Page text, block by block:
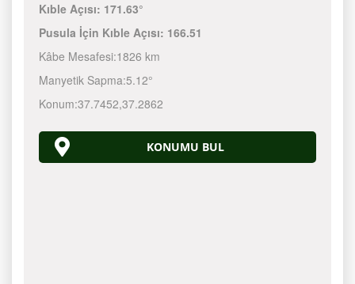
Kıble Açısı: 171.63°
Pusula İçin Kıble Açısı: 166.51
Kâbe Mesafesi:1826 km
Manyetik Sapma:5.12°
Konum:37.7452,37.2862
KONUMU BUL